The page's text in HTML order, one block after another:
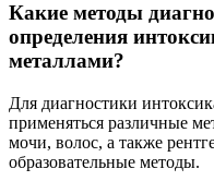
Какие методы
определения
металлами?
Для диагностики
применяться различные
мочи, волос, а также
образовательные методы.